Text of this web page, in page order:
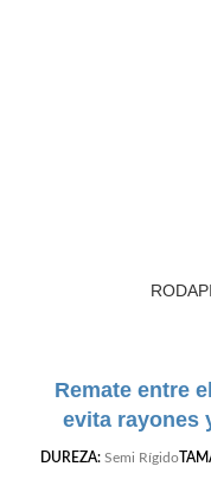
Remate entre
evita rayones
DUREZA: Semi Rígido